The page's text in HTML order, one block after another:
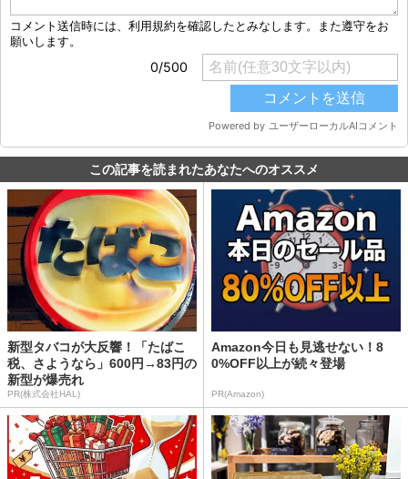
この記事を読まれたあなたへのオススメ
新型タバコが大反響！「たばこ
税、さようなら」600円→83円の
新型が爆売れ
PR(株式会社HAL)
Amazon今日も見逃せない！8
0%OFF以上が続々登場
PR(Amazon)